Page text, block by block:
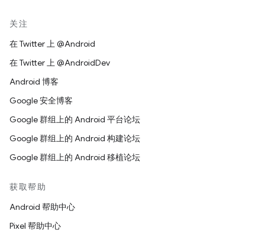
关注
在 Twitter 上 @Android
在 Twitter 上 @AndroidDev
Android 博客
Google 安全博客
Google 群组上的 Android 平台论坛
Google 群组上的 Android 构建论坛
Google 群组上的 Android 移植论坛
获取帮助
Android 帮助中心
Pixel 帮助中心